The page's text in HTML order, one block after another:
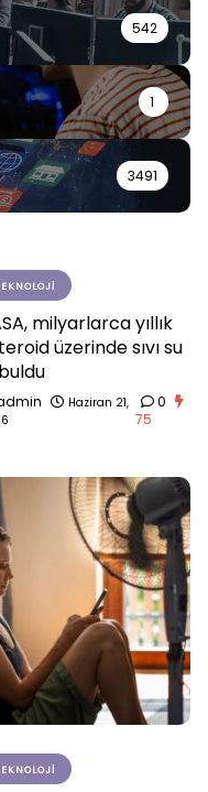
542
1
3491
milyarlarca yıllık
üzerinde sıvı su
Haziran 21,
0
75